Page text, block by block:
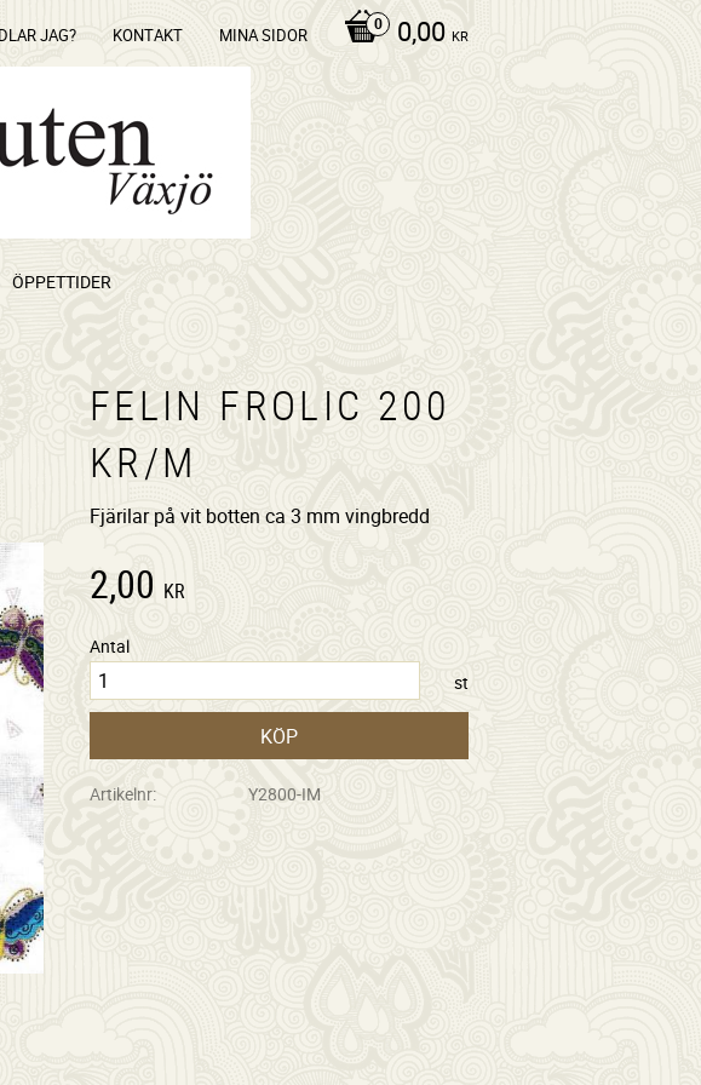
0,00 KR
JAG? KONTAKT MINA SIDOR
ÖPPETTIDER
FELIN FROLIC 200
KR/M
Fjärilar på vit botten ca 3 mm vingbredd
2,00 KR
Antal
st
KÖP
Artikelnr Y2800-IM